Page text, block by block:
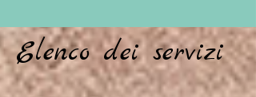
Elenco dei servizi